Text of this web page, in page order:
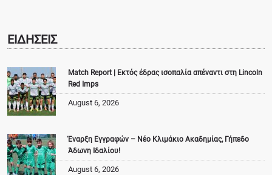
ΕΙΔΗΣΕΙΣ
Match Report | Εκτός έδρας ισοπαλία απέναντι στη Lincoln
Red Imps
August 6, 2026
Έναρξη Εγγραφών – Νέο Κλιμάκιο Ακαδημίας, Γήπεδο
Άδωνη Ιδαλίου!
August 6, 2026